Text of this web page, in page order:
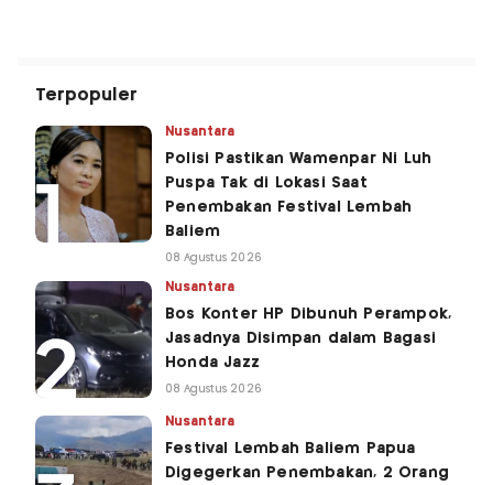
Terpopuler
Nusantara
Polisi Pastikan Wamenpar Ni Luh
Puspa Tak di Lokasi Saat
Penembakan Festival Lembah
Baliem
08 Agustus 2026
Nusantara
Bos Konter HP Dibunuh Perampok,
Jasadnya Disimpan dalam Bagasi
Honda Jazz
08 Agustus 2026
Nusantara
Festival Lembah Baliem Papua
Digegerkan Penembakan, 2 Orang